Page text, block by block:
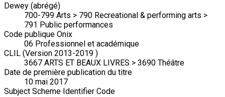
Dewey (abrégé)
700-799 Arts > 790 Recreational & performing arts >
791 Public performances
Code publique Onix
06 Professionnel et académique
CLIL (Version 2013-2019 )
3667 ARTS ET BEAUX LIVRES > 3690 Théâtre
Date de première publication du titre
10 mai 2017
Subject Scheme Identifier Code